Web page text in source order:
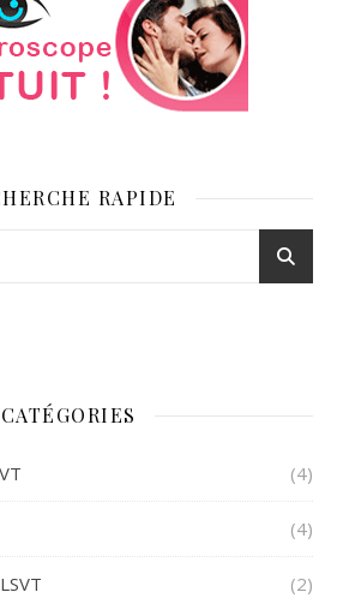
RAPIDE
CATÉGORIES
(4)
(4)
(2)